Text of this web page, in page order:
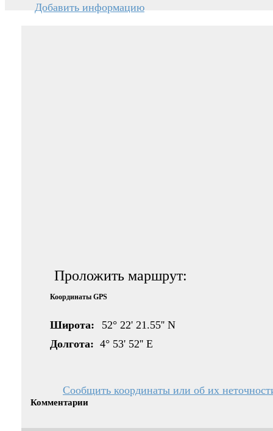
Добавить информацию
Проложить маршрут:
Координаты GPS
Широта:
52° 22' 21.55'' N
Долгота: 4° 53' 52'' E
Сообщить координаты или об их
Комментарии